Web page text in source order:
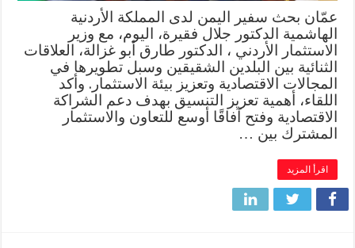
عمّان بحث سفير اليمن لدى المملكة الأردنية
الهاشمية الدكتور جلال فقيرة، اليوم، مع وزير
الاستثمار الأردني ، الدكتور طارق أبو غزالة، العلاقات
الثنائية بين البلدين الشقيقين وسبل تطويرها في
المجالات الاقتصادية وتعزيز بيئة الاستثمار. وأكد
اللقاء، أهمية تعزيز التنسيق بهدف دعم الشراكة
الاقتصادية وفتح آفاقًا أوسع للتعاون والاستثمار
المشترك بين …
اقرأ المزيد